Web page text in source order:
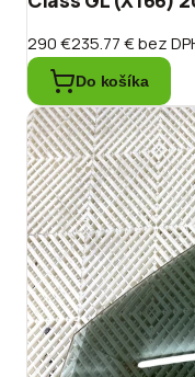
290 €235.77 €bez
Do košíka